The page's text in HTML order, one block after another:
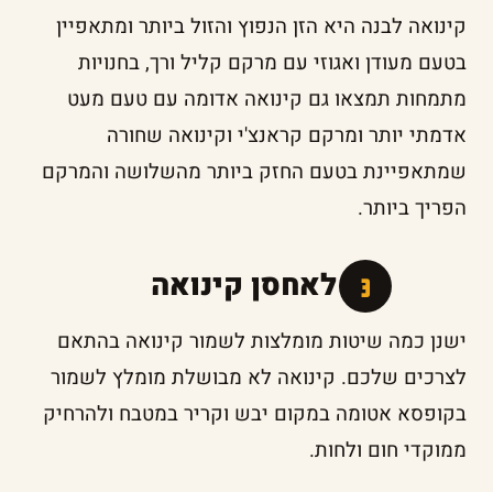
קינואה לבנה היא הזן הנפוץ והזול ביותר ומתאפיין
בטעם מעודן ואגוזי עם מרקם קליל ורך, בחנויות
מתמחות תמצאו גם קינואה אדומה עם טעם מעט
אדמתי יותר ומרקם קראנצ'י וקינואה שחורה
שמתאפיינת בטעם החזק ביותר מהשלושה והמרקם
הפריך ביותר.
איך לאחסן קינואה
ישנן כמה שיטות מומלצות לשמור קינואה בהתאם
לצרכים שלכם. קינואה לא מבושלת מומלץ לשמור
בקופסא אטומה במקום יבש וקריר במטבח ולהרחיק
ממוקדי חום ולחות.